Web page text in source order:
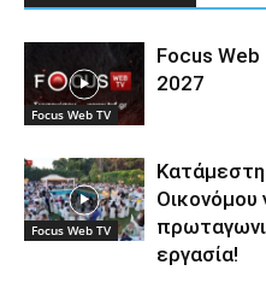
Focus Web TV
Focus
2027
Focus Web TV
Οικονόμου
εργασία!